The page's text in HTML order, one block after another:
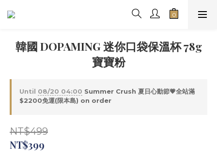
韓國 DOPAMING 迷你口袋保溫杯 78g
寶寶粉
Until 08/20 04:00 Summer Crush 夏日心動節💗全站滿
$2200免運(限本島) on order
NT$499
NT$399